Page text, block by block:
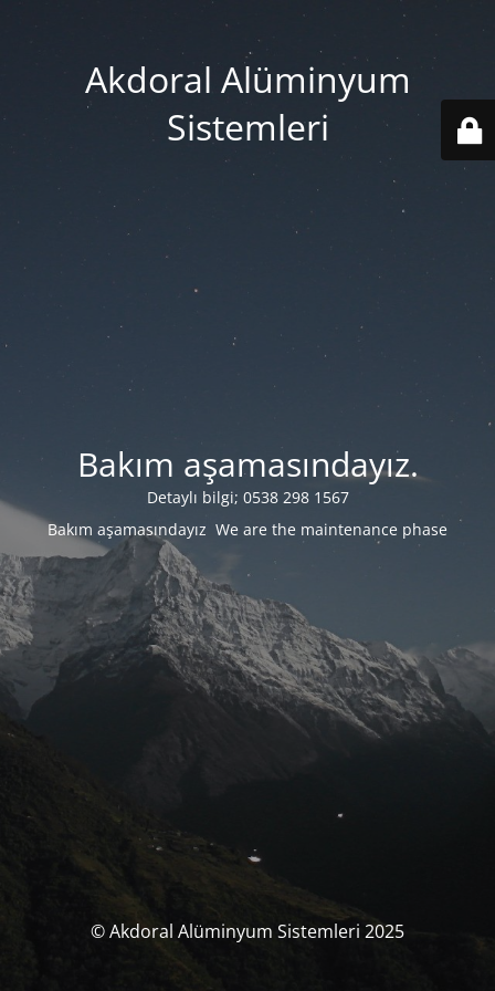
Akdoral Alüminyum
Sistemleri
Bakım aşamasındayız.
Detaylı bilgi; 0538 298 1567
Bakım aşamasındayız We are the maintenance phase
© Akdoral Alüminyum Sistemleri 2025